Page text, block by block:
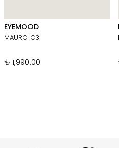
EYEMOOD
MAURO C3
₺ 1,990.00